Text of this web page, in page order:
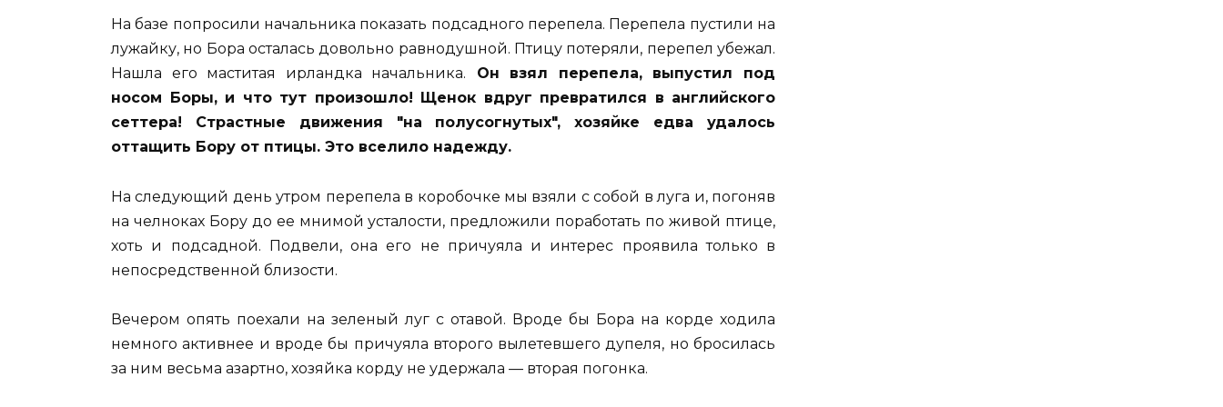
На базе попросили начальника показать подсадного перепела. Перепела пустили на
лужайку, но Бора осталась довольно равнодушной. Птицу потеряли, перепел убежал.
Нашла его маститая ирландка начальника. Он взял перепела, выпустил под
носом Боры, и что тут произошло! Щенок вдруг превратился в английского
сеттера! Страстные движения "на полусогнутых", хозяйке едва удалось
оттащить Бору от птицы. Это вселило надежду.
На следующий день утром перепела в коробочке мы взяли с собой в луга и, погоняв
на челноках Бору до ее мнимой усталости, предложили поработать по живой птице,
хоть и подсадной. Подвели, она его не причуяла и интерес проявила только в
непосредственной близости.
Вечером опять поехали на зеленый луг с отавой. Вроде бы Бора на корде ходила
немного активнее и вроде бы причуяла второго вылетевшего дупеля, но бросилась
за ним весьма азартно, хозяйка корду не удержала — вторая погонка.